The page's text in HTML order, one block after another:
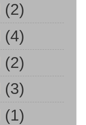
(2)
(4)
(2)
(3)
(1)